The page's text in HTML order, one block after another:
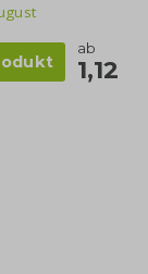
ab
1,12